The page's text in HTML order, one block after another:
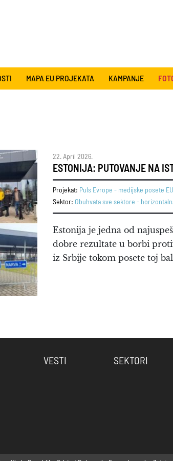
MAPA EU PROJEKATA KAMPANJE
22. April 2026.
ESTONIJA: PUTOVANJE NA
Projekat: Puls Evrope - medijske posete EU
Sektor: Obuhvata sve sektore -
Estonija je jedna od
dobre rezultate u borbi
iz Srbije tokom posete toj
VESTI SEKTORI